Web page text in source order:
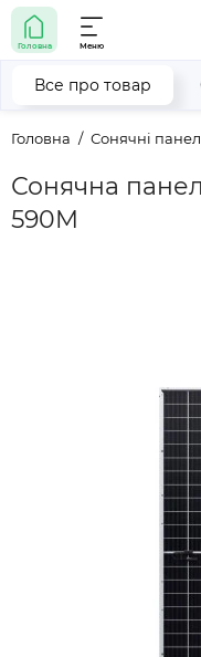
Головна Меню
Головна Сонячні
Сонячна
590M
Все про товар